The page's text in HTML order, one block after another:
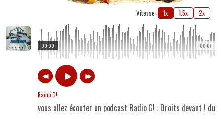
Vitesse : 1x 1.5x 2x
00:07
00:00
Radio G!
vous allez écouter un podcast Radio G! : Droits devant ! du